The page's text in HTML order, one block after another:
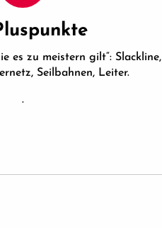
es zu meistern gilt“: Slackline,
Seilbahnen, Leiter.
.